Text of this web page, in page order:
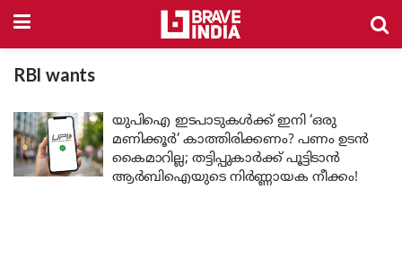
RBI wants
യുപിഐ ഇടപാടുകൾക്ക് ഇനി ‘ഒരു
മണിക്കൂർ’ കാത്തിരിക്കണം? പണം ഉടൻ
കൈമാറില്ല; തട്ടിപ്പുകാർക്ക് പൂട്ടിടാൻ
ആർബിഐയുടെ നിർണ്ണായക നീക്കം!